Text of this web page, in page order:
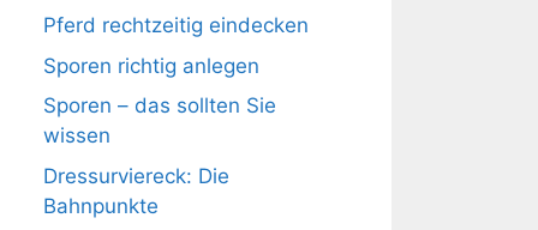
Pferd rechtzeitig eindecken
Sporen richtig anlegen
Sporen – das sollten Sie
wissen
Dressurviereck: Die
Bahnpunkte